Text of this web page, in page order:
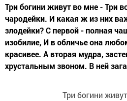
Три богини живут во мне - Три
чародейки. И какая ж из них
злодейки? С первой - полная
изобилие, И в обличье она
красивее. А вторая мудра,
хрустальным звоном. В ней
Три богини